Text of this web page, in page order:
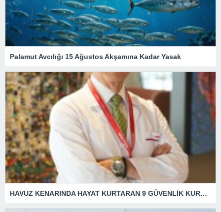
Palamut Avcılığı 15 Ağustos Akşamına Kadar Yasak
HAVUZ KENARINDA HAYAT KURTARAN 9 GÜVENLİK KURALI